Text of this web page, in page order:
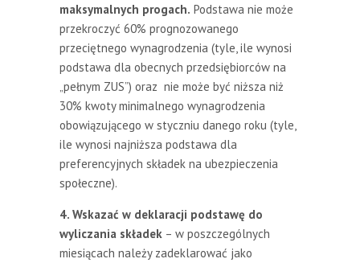
maksymalnych progach. Podstawa nie może
przekroczyć 60% prognozowanego
przeciętnego wynagrodzenia (tyle, ile wynosi
podstawa dla obecnych przedsiębiorców na
„pełnym ZUS”) oraz nie może być niższa niż
30% kwoty minimalnego wynagrodzenia
obowiązującego w styczniu danego roku (tyle,
ile wynosi najniższa podstawa dla
preferencyjnych składek na ubezpieczenia
społeczne).
4. Wskazać w deklaracji podstawę do
wyliczania składek – w poszczególnych
miesiącach należy zadeklarować jako